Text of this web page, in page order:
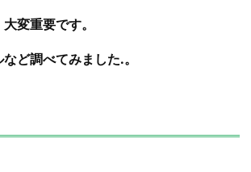
変重要です。
ど調べてみました.。